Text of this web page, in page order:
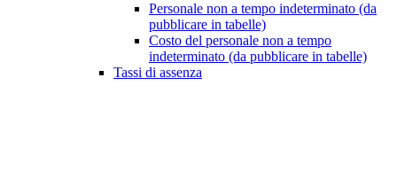
Personale non a tempo indeterminato (da
pubblicare in tabelle)
Costo del personale non a tempo
indeterminato (da pubblicare in tabelle)
Tassi di assenza